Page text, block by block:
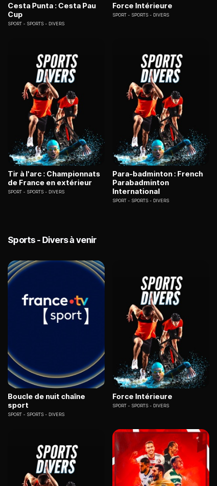
Cesta Punta : Cesta Pau
Cup
SPORT SPORTS - DIVERS
Force Intérieure
SPORT SPORTS - DIVERS
Tir à l'arc : Championnats
de France en extérieur
SPORT SPORTS - DIVERS
Para-badminton : French
Parabadminton
International
SPORT SPORTS - DIVERS
Sports - Divers à venir
Boucle de nuit chaîne
sport
SPORT SPORTS - DIVERS
Force Intérieure
SPORT SPORTS - DIVERS